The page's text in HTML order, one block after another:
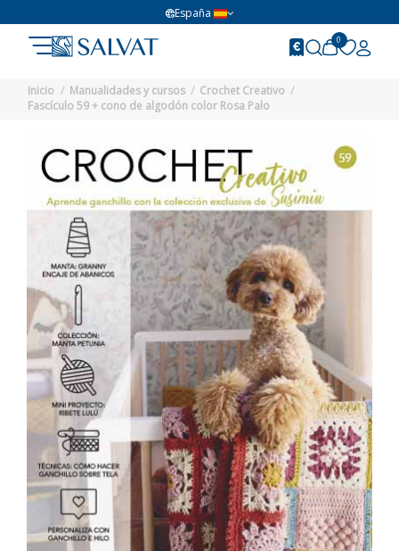
España
0
Inicio Manualidades y cursos
Crochet Creativo
Fascículo 59 + cono de algodón color Rosa Palo